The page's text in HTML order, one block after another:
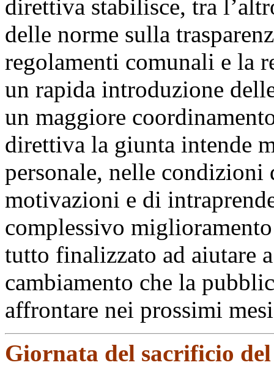
direttiva stabilisce, tra
delle norme sulla
regolamenti comunali e la
un rapida introduzione
un maggiore
direttiva la giunta intende
personale, nelle condizioni
motivazioni e di
complessivo
tutto finalizzato ad aiutare
cambiamento che la
affrontare nei prossimi
Giornata del sacrificio